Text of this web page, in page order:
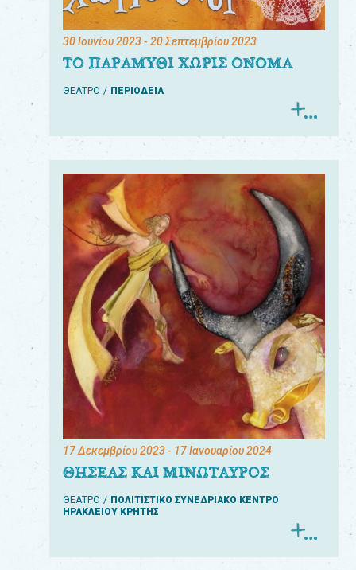
30 Ιουνίου 2023- 20 Σεπτεμβρίου 2023
ΤΟ ΠΑΡΑΜΥΘΙ ΧΩΡΙΣ ΟΝΟΜΑ
ΘΕΑΤΡΟ ΠΕΡΙΟΔΕΙΑ
17 Δεκεμβρίου 2023- 17 Ιανουαρίου 2024
ΘΗΣΕΑΣ ΚΑΙ ΜΙΝΩΤΑΥΡΟΣ
ΘΕΑΤΡΟ
ΠΟΛΙΤΙΣΤΙΚΟ ΣΥΝΕΔΡΙΑΚΟ ΚΕΝΤΡΟ
ΗΡΑΚΛΕΙΟΥ ΚΡΗΤΗΣ